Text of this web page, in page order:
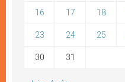
16 17 18
23 24 25
30 31